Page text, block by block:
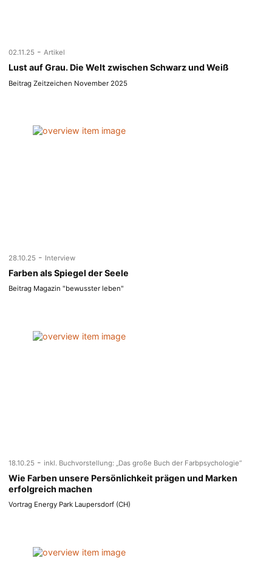
02.11.25 - Artikel
Lust auf Grau. Die Welt zwischen Schwarz und Weiß
Beitrag Zeitzeichen November 2025
28.10.25 - Interview
Farben als Spiegel der Seele
Beitrag Magazin "bewusster leben"
18.10.25 - inkl. Buchvorstellung: „Das große Buch der Farbpsychologie“
Wie Farben unsere Persönlichkeit prägen und Marken
erfolgreich machen
Vortrag Energy Park Laupersdorf (CH)